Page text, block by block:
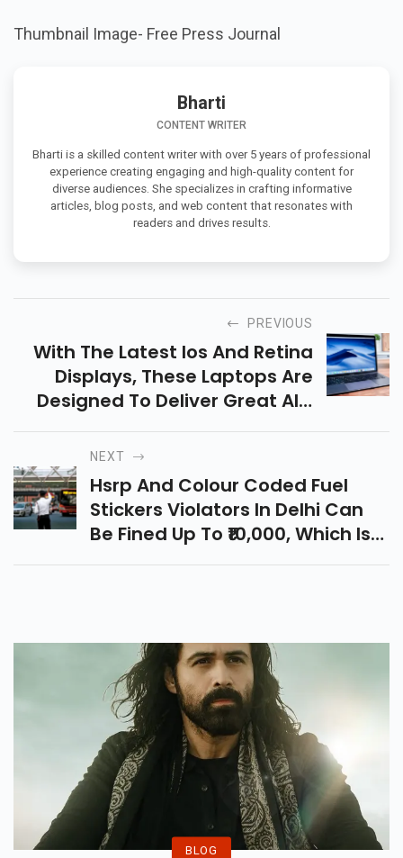
Thumbnail Image- Free Press Journal
Bharti
CONTENT WRITER
Bharti is a skilled content writer with over 5 years of professional
experience creating engaging and high-quality content for
diverse audiences. She specializes in crafting informative
articles, blog posts, and web content that resonates with
readers and drives results.
PREVIOUS
With The Latest Ios And Retina
Displays, These Laptops Are
Designed To Deliver Great All-
Round Performance.
NEXT
Hsrp And Colour Coded Fuel
Stickers Violators In Delhi Can
Be Fined Up To ₹10,000, Which Is
Compoundable To ₹5,500 Under
BLOG